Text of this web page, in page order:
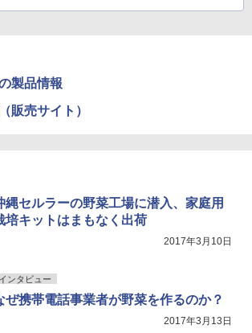
製品情報
販売サイト）
縄セルラーの野菜工場に潜入、家庭用
培キットはまもなく出荷
2017年3月10日
インタビュー
ぜ携帯電話事業者が野菜を作るのか？
2017年3月13日